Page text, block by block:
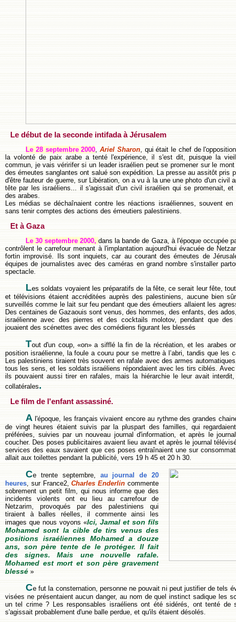
Le début de la seconde intifada à Jérusalem
Le 28 septembre 2000,Ariel Sharon, qui était le chef de
la volonté de paix arabe a tenté l'expérience, il s'est dit, puisque la
commun, je vais véririfer si un leader israélien peut se promener sur le
des émeutes sanglantes ont salué son expédition. La presse au assitôt pris
d'être fauteur de guerre, sur Libération, on a vu à la une une photo d'un civil
tête par les israéliens... il s'agissait d'un civil israélien qui se promenait,
des arabes.
Les médias se déchaînaient contre les réactions israéliennes, souvent
sans tenir comptes des actions des émeutiers palestiniens.
Et à Gaza
Le 30 septembre 2000,dans la bande de Gaza, à l'époque occupée
contrôlent le carrefour menant à l'implantation aujourd'hui évacuée de
fortin improvisé. Ils sont inquiets, car au courant des émeutes de
équipes de journalistes avec des caméras en grand nombre s'installer
spectacle.
Les soldats voyaient les préparatifs de la fête, ce serait leur fête,
et télévisions étaient accréditées auprès des palestiniens, aucune bien
surveillés comme le lait sur feu pendant que des émeutiers allaient les
Des centaines de Gazaouis sont venus, des hommes, des enfants, des
israélienne avec des pierres et des cocktails molotov, pendant que des
jouaient des scénettes avec des comédiens figurant les blessés
Tout d'un coup, «on» a sifflé la fin de la récréation, et les arabes
position israélienne, la foule a couru pour se mettre à l’abri, tandis que les
Les palestiniens tiraient très souvent en rafale avec des armes
tous les sens, et les soldats israéliens répondaient avec les tirs ciblés. Avec
ils pouvaient aussi tirer en rafales, mais la hiérarchie le leur avait
collatérales.
Le film de l'enfant assassiné.
A l'époque, les français vivaient encore au rythme des grandes
de vingt heures étaient suivis par la pluspart des familles, qui
préférées, suivies par un nouveau journal d'information, et après le
coucher. Des poses publicitaires avaient lieu avant et après le journal
services des eaux savaient que ces poses entraînaient une sur
allait aux toilettes pendant la publicité, vers 19 h 45 et 20 h 30.
Ce trente septembre, au journal de 20
heures , sur France2,Charles Enderlin commente
sobrement un petit film, qui nous informe que des
incidents violents ont eu lieu au carrefour de
Netzarim, provoqués par des palestiniens qui
tiraient à balles réelles, il commente ainsi les
images que nous voyons «Ici, Jamal et son fils
Mohamed sont la cible de tirs venus des
positions israéliennesMohamed a douze
ans, son père tente de le protéger. Il fait
des signes. Mais une nouvelle rafale.
Mohamed est mort et son père gravement
blessé »
Ce fut la consternation, personne ne pouvait ni peut justifier de tels
visées ne présentaient aucun danger, au nom de quel instinct sadique les
un tel crime ? Les responsables israéliens ont été sidérés, ont tenté de
s'agissait probablement d'une balle perdue, et qu'ils étaient désolés.